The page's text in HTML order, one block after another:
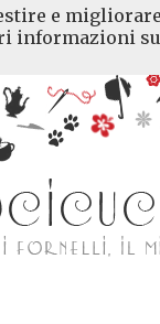
e
informazioni